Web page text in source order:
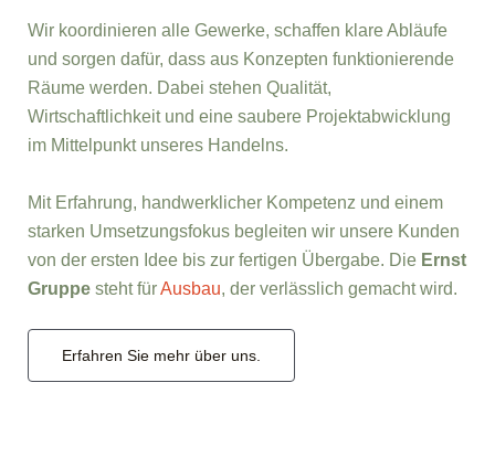
Wir koordinieren alle Gewerke, schaffen klare Abläufe
und sorgen dafür, dass aus Konzepten funktionierende
Räume werden. Dabei stehen Qualität,
Wirtschaftlichkeit und eine saubere Projektabwicklung
im Mittelpunkt unseres Handelns.
Mit Erfahrung, handwerklicher Kompetenz und einem
starken Umsetzungsfokus begleiten wir unsere Kunden
von der ersten Idee bis zur fertigen Übergabe. Die Ernst
Gruppe steht fürAusbau, der verlässlich gemacht wird.
Erfahren Sie mehr über uns.